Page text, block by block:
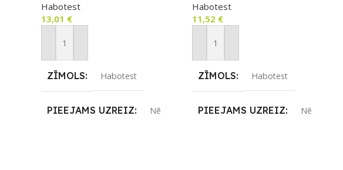
Habotest
13,01 €
Pievienot Grozam
ZĪMOLS Habotest
PIEEJAMS UZREIZ Nē
Habotest
11,52 €
Pievienot Grozam
ZĪMOLS Habotest
PIEEJAMS UZREIZ Nē